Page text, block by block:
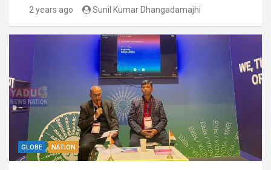
2 years ago Sunil Kumar Dhangadamajhi
GLOBE NATION